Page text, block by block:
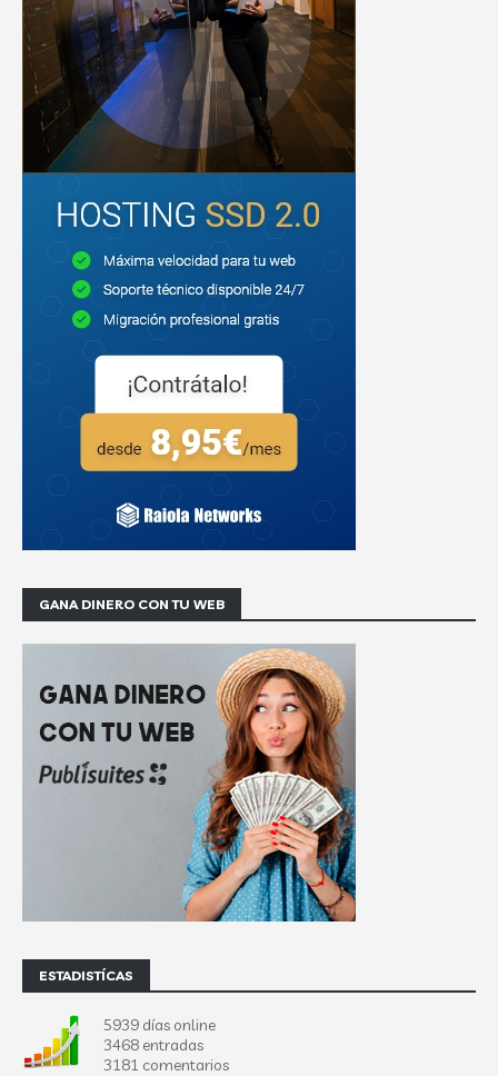
GANA DINERO CON TU WEB
ESTADISTÍCAS
5939 días online
3468 entradas
3181 comentarios